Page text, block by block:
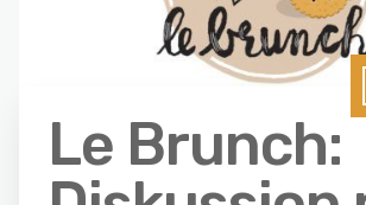
Le Brunch: